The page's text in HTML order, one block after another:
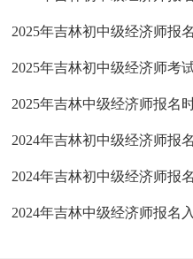
2025年吉林初中级经济师报
2025年吉林初中级经济师考
2025年吉林中级经济师报名
2024年吉林初中级经济师报
2024年吉林初中级经济师报
2024年吉林中级经济师报名